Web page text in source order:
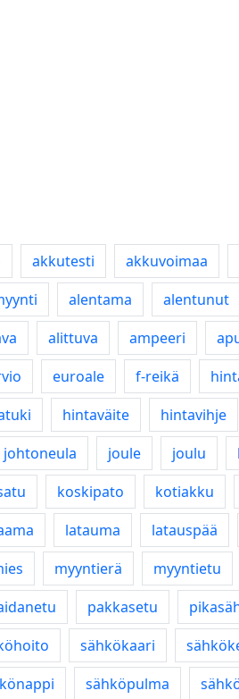
akkutesti akkuvoimaa
alentama alentunut
alittuva ampeeri
euroale f-reikä
hintaväite hintavihje
johtoneula joule joulu
koskipato kotiakku
latauma latauspää
myyntierä myyntietu
pakkasetu
sähkökaari
sähköpulma